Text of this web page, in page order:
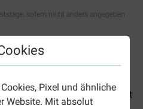
Pixel und ähnliche
Website. Mit absolut
sofern nicht anders angegeben
Ihrem Hund ermöglicht, leicht